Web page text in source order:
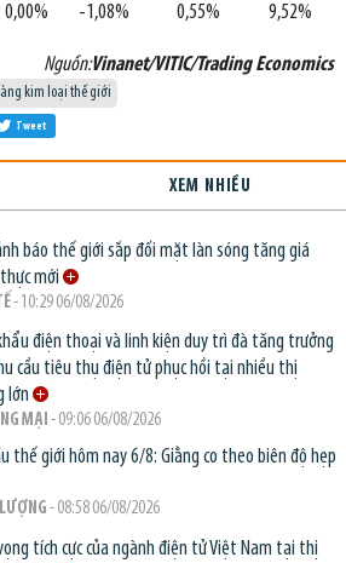
0,00% -1,08% 0,55% 9,52%
Nguồn:Vinanet/VITIC/Trading Economics
kim loại thế giới
Tweet
XEM NHIỀU
báo thế giới sắp đối mặt làn sóng tăng giá
mới
- 10:29 06/08/2026
điện thoại và linh kiện duy trì đà tăng trưởng
cầu tiêu thụ điện tử phục hồi tại nhiều thị
MẠI - 09:06 06/08/2026
thế giới hôm nay 6/8: Giằng co theo biên độ hẹp
- 08:58 06/08/2026
tích cực của ngành điện tử Việt Nam tại thị